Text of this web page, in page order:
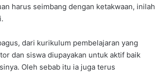
harus seimbang dengan ketakwaan, inilah
dari kurikulum pembelajaran yang
dan siswa diupayakan untuk aktif baik
Oleh sebab itu ia juga terus